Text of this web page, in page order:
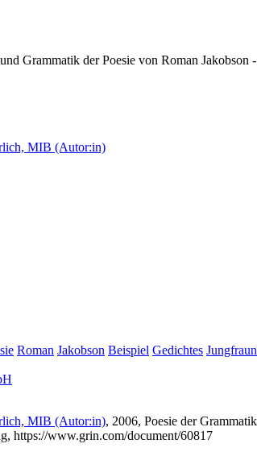
Grammatik der Poesie von Roman
MIB (Autor:in)
Roman Jakobson Beispiel Gedichtes
MIB (Autor:in), 2006, Poesie der
https://www.grin.com/document/60817